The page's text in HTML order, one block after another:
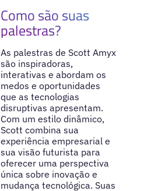
Como são suas
palestras?
As palestras de Scott Amyx
são inspiradoras,
interativas e abordam os
medos e oportunidades
que as tecnologias
disruptivas apresentam.
Com um estilo dinâmico,
Scott combina sua
experiência empresarial e
sua visão futurista para
oferecer uma perspectiva
única sobre inovação e
mudança tecnológica. Suas